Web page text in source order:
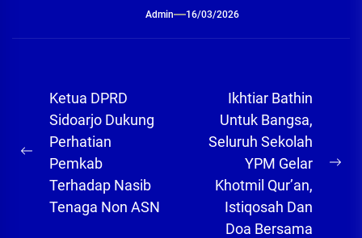
Admin 16/03/2026
Navigasi
pos
Previous
post:
Ketua DPRD
Sidoarjo Dukung
Perhatian
Pemkab
Terhadap Nasib
Tenaga Non ASN
Ikhtiar Bathin
Untuk Bangsa,
Seluruh Sekolah
YPM Gelar
Khotmil Qur’an,
Istiqosah Dan
Doa Bersama